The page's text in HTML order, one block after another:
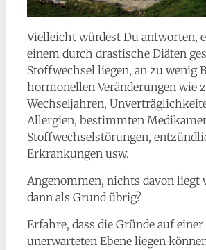
Vielleicht würdest Du antworten,
einem durch drastische Diäten
Stoffwechsel liegen, an zu wenig
hormonellen Veränderungen wie
Wechseljahren,
Allergien, bestimmten
Stoffwechselstörungen,
Erkrankungen usw.
Angenommen, nichts davon liegt
dann als Grund übrig?
Erfahre, dass die Gründe auf einer
unerwarteten Ebene liegen